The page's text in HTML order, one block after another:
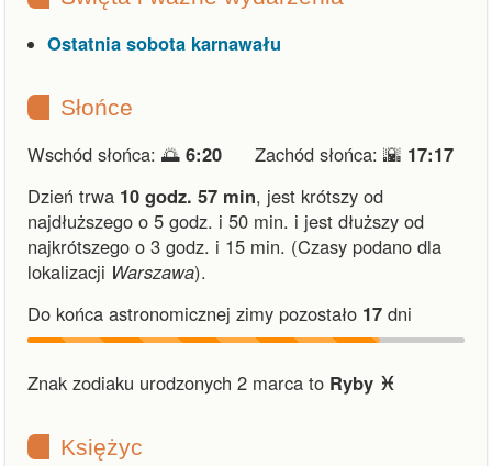
Ostatnia sobota karnawału
Słońce
Wschód słońca: 🌅 6:20 Zachód słońca: 🌇 17:17
Dzień trwa 10 godz. 57 min, jest krótszy od
najdłuższego o 5 godz. i 50 min. i jest dłuższy od
najkrótszego o 3 godz. i 15 min. (Czasy podano dla
lokalizacji Warszawa).
Do końca astronomicznej zimy pozostało 17 dni
Znak zodiaku urodzonych 2 marca to Ryby ♓︎
Księżyc